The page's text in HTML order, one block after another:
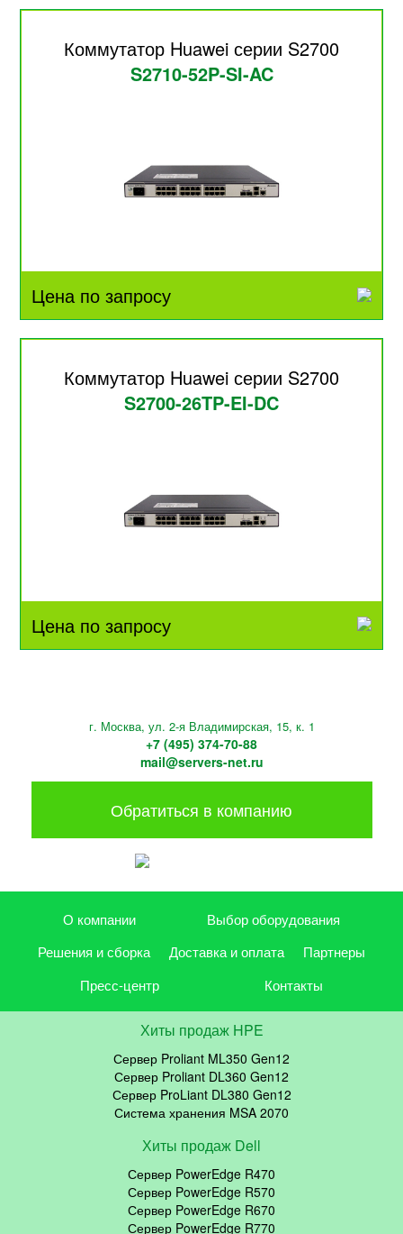
Коммутатор Huawei серии S2700
S2710-52P-SI-AC
Цена по запросу
Коммутатор Huawei серии S2700
S2700-26TP-EI-DC
Цена по запросу
г. Москва, ул. 2-я Владимирская, 15, к. 1
+7 (495) 374-70-88
mail@servers-net.ru
Обратиться в компанию
О компании
Выбор оборудования
Решения и сборка
Доставка и оплата
Партнеры
Пресс-центр
Контакты
Хиты продаж HPE
Сервер Proliant ML350 Gen12
Сервер Proliant DL360 Gen12
Сервер ProLiant DL380 Gen12
Система хранения MSA 2070
Хиты продаж Dell
Сервер PowerEdge R470
Сервер PowerEdge R570
Сервер PowerEdge R670
Сервер PowerEdge R770